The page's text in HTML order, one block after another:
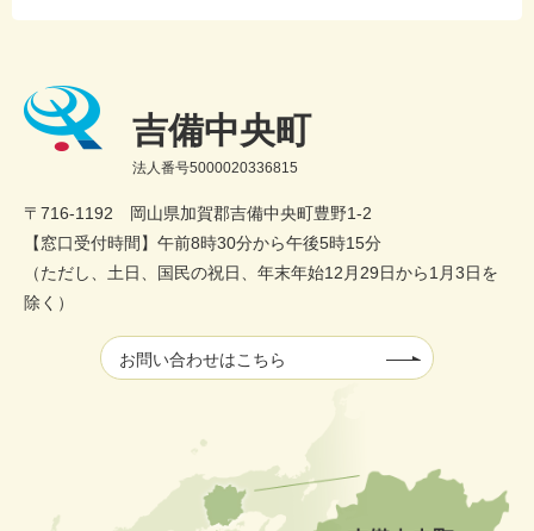
吉備中央町
法人番号5000020336815
〒716-1192 岡山県加賀郡吉備中央町豊野1-2
【窓口受付時間】午前8時30分から午後5時15分
（ただし、土日、国民の祝日、年末年始12月29日から1月3日を
除く）
お問い合わせはこちら